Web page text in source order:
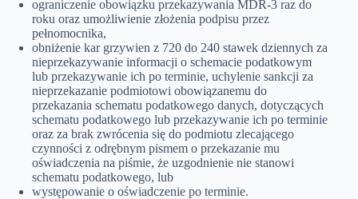
ograniczenie obowiązku przekazywania MDR-3 raz do
roku oraz umożliwienie złożenia podpisu przez
pełnomocnika,
obniżenie kar grzywien z 720 do 240 stawek dziennych za
nieprzekazywanie informacji o schemacie podatkowym
lub przekazywanie ich po terminie, uchylenie sankcji za
nieprzekazanie podmiotowi obowiązanemu do
przekazania schematu podatkowego danych, dotyczących
schematu podatkowego lub przekazywanie ich po terminie
oraz za brak zwrócenia się do podmiotu zlecającego
czynności z odrębnym pismem o przekazanie mu
oświadczenia na piśmie, że uzgodnienie nie stanowi
schematu podatkowego, lub
występowanie o oświadczenie po terminie.